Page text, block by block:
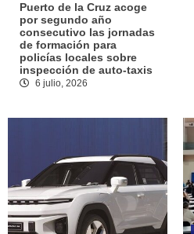
Puerto de la Cruz acoge
por segundo año
consecutivo las jornadas
de formación para
policías locales sobre
inspección de auto-taxis
6 julio, 2026